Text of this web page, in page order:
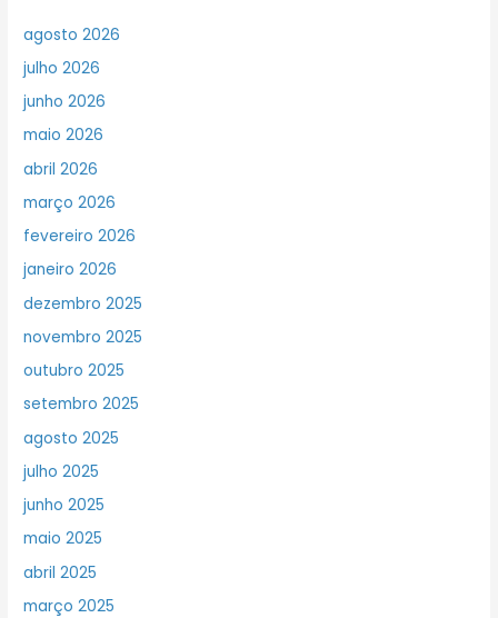
agosto 2026
julho 2026
junho 2026
maio 2026
abril 2026
março 2026
fevereiro 2026
janeiro 2026
dezembro 2025
novembro 2025
outubro 2025
setembro 2025
agosto 2025
julho 2025
junho 2025
maio 2025
abril 2025
março 2025